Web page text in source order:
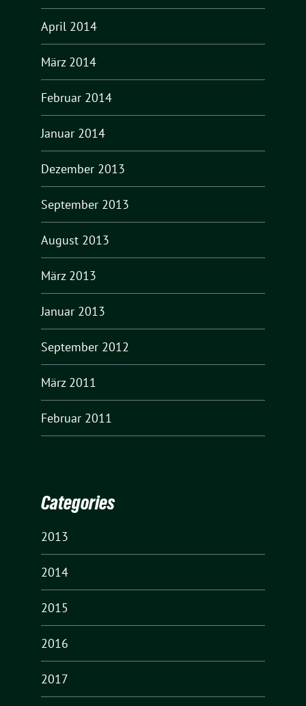
April 2014
März 2014
Februar 2014
Januar 2014
Dezember 2013
September 2013
August 2013
März 2013
Januar 2013
September 2012
März 2011
Februar 2011
Categories
2013
2014
2015
2016
2017